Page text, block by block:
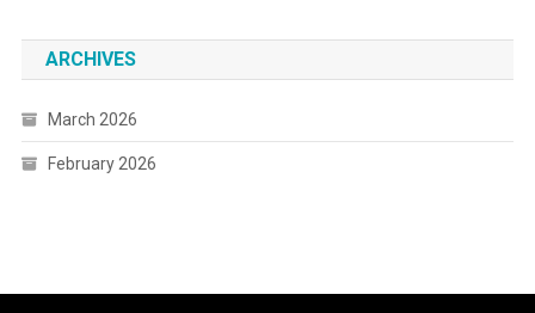
ARCHIVES
March 2026
February 2026